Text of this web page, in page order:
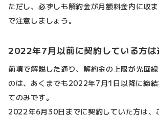
ただし、必ずしも解約金が月額料金内に収
で注意しましょう。
2022年7月以前に契約している方は
前項で解説した通り、解約金の上限が光回
のは、あくまでも2022年7月1日以降に締
てのみです。
2022年6月30日までに契約していた方は、